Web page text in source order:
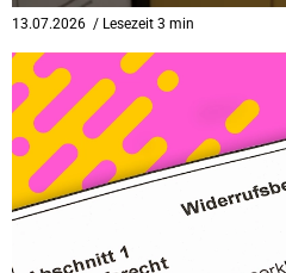
13.07.2026 / Lesezeit 3 min